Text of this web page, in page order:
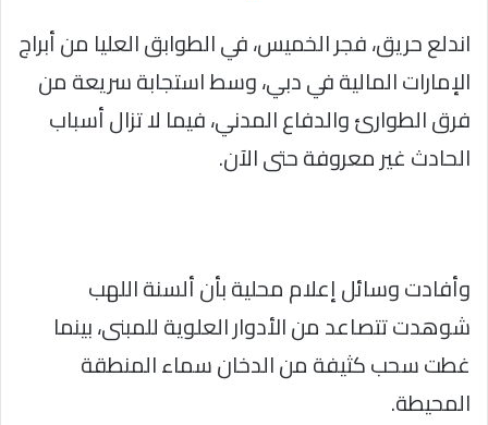
اندلع حريق، فجر الخميس، في الطوابق العليا من أبراج
الإمارات المالية في دبي، وسط استجابة سريعة من
فرق الطوارئ والدفاع المدني، فيما لا تزال أسباب
الحادث غير معروفة حتى الآن.
وأفادت وسائل إعلام محلية بأن ألسنة اللهب
شوهدت تتصاعد من الأدوار العلوية للمبنى، بينما
غطت سحب كثيفة من الدخان سماء المنطقة
المحيطة.